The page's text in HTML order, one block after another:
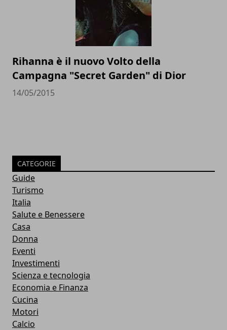
Rihanna è il nuovo Volto della
Campagna "Secret Garden" di Dior
14/05/2015
CATEGORIE
Guide
Turismo
Italia
Salute e Benessere
Casa
Donna
Eventi
Investimenti
Scienza e tecnologia
Economia e Finanza
Cucina
Motori
Calcio